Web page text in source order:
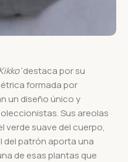
destaca por su
formada por
un diseño único y
Sus areolas
suave del cuerpo,
del patrón aporta una
de esas plantas que